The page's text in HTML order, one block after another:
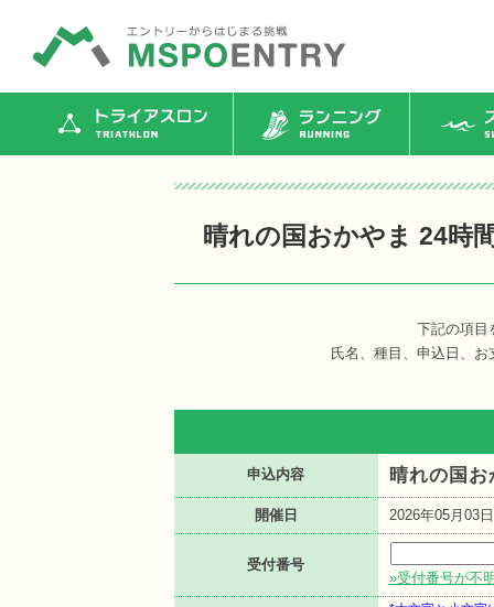
トライアスロン ランニング ス
晴れの国おかやま 24時
下記の項目
氏名、種目、申込日、
申込内容 晴れの国
開催日 2026年05月03
受付番号
»受付番号が不